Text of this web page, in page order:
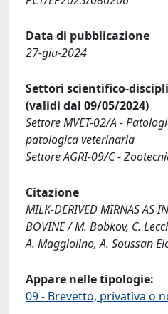
Data di pubblicazione
27-giu-2024
Settori scientifico-
(validi dal 09/05/2024)
Settore MVET-02/A -
patologica veterinaria
Settore AGRI-09/C -
Citazione
MILK-DERIVED MIRNAS AS
BOVINE / M. Bobkov, C.
A. Maggiolino, A. Soussan
Appare nelle tipologie:
09 - Brevetto, privativa o